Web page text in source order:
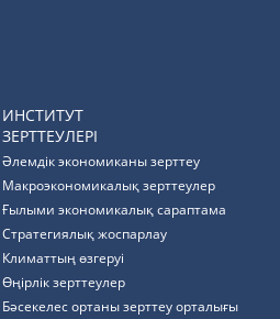
ИНСТИТУТ
ЗЕРТТЕУЛЕРІ
Әлемдік экономиканы зерттеу
Макроэкономикалық зерттеулер
Ғылыми экономикалық сараптама
Стратегиялық жоспарлау
Климаттың өзгеруі
Өңірлік зерттеулер
Бәсекелес ортаны зерттеу орталығы